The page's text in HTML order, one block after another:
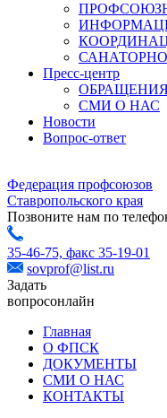
Пресс-центр
СМИ О НАС
Новости
Вопрос-ответ
Федерация профсоюзов
Ставропольского края
Позвоните нам по
35-46-75, факс 35-19-01
sovprof@list.ru
Задать
вопросонлайн
Главная
О ФПСК
ДОКУМЕНТЫ
СМИ О НАС
КОНТАКТЫ